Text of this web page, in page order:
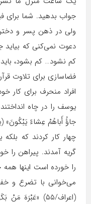
جواب بدهید. شما
ولی در ذهن پسر و
دعوت نمی‌کنی که بیاید
کم نشود… کم بشود،
فضاسازی برای تلاوت
افراد منحرف برای کار
یوسف را در چاه
گریه آمدند. پیراهن را
را خورده است اینها
می‌خوانی با تضرع و
(اعراف/۵۵)